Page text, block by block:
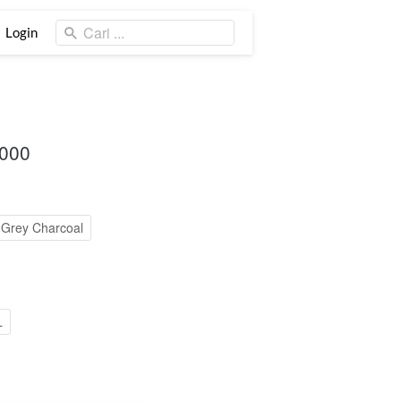
Login Cari ...
Login Cari ...
Grey Charcoal